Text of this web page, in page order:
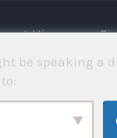
⌂ Hjemme
be speaking a